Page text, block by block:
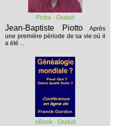
Fiche - Gratuit
Jean-Baptiste Piotto
Après
une première période de sa vie où il
a été ...
eBook - Gratuit